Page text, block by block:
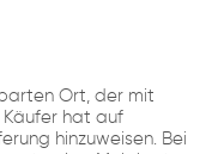
Ort, der mit
Käufer hat auf
hinzuweisen. Bei